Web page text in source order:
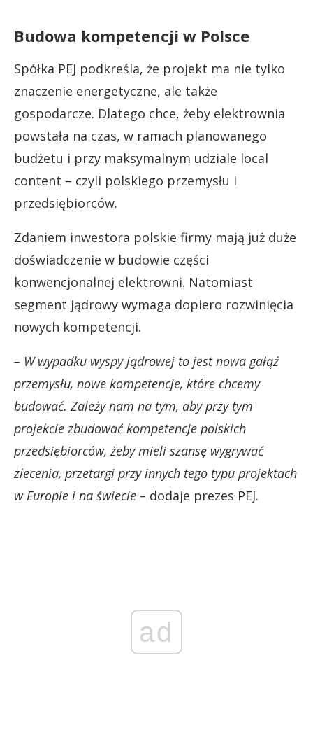
Budowa kompetencji w Polsce
Spółka PEJ podkreśla, że projekt ma nie tylko
znaczenie energetyczne, ale także
gospodarcze. Dlatego chce, żeby elektrownia
powstała na czas, w ramach planowanego
budżetu i przy maksymalnym udziale local
content – czyli polskiego przemysłu i
przedsiębiorców.
Zdaniem inwestora polskie firmy mają już duże
doświadczenie w budowie części
konwencjonalnej elektrowni. Natomiast
segment jądrowy wymaga dopiero rozwinięcia
nowych kompetencji.
– W wypadku wyspy jądrowej to jest nowa gałąź
przemysłu, nowe kompetencje, które chcemy
budować. Zależy nam na tym, aby przy tym
projekcie zbudować kompetencje polskich
przedsiębiorców, żeby mieli szansę wygrywać
zlecenia, przetargi przy innych tego typu projektach
w Europie i na świecie – dodaje prezes PEJ.
ad